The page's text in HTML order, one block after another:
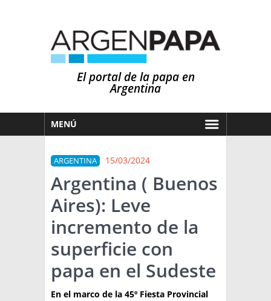
El portal de la papa en
Argentina
MENÚ
MERCADOS
NOTICIAS
EN ESPAÑOL
OTROS IDIOMAS
PRONÓSTICO
LLUVIAS
ARGENTINA
EL MUNDO
TÉCNICA
ARGENTINA 15/03/2024
Argentina ( Buenos
Aires): Leve
incremento de la
superficie con
papa en el Sudeste
En el marco de la 45º Fiesta Provincial